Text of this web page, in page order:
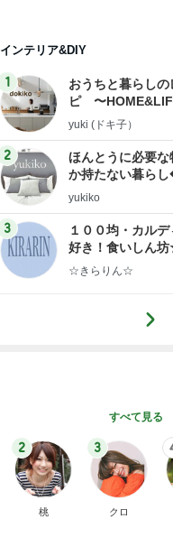
インテリア&DIY
1
おうちと暮らしの
ピ 〜
yuki (ドキ子）
2
ほんとうに必要な
か持たない暮ら
ep Life Simple◆
yukiko
3
１００均・カルデ
好き！食いしん
らりん☆のブログ
☆きらりん☆
すべて見る
2
桃
3
クロ